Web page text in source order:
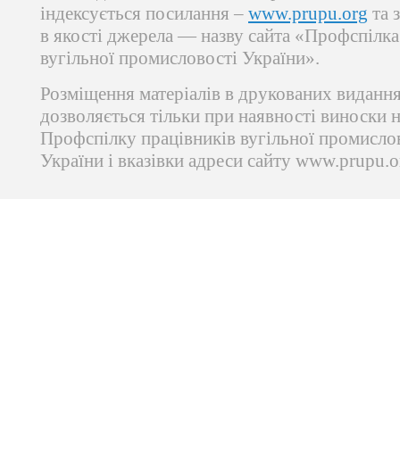
індексується посилання – www.prupu.org та
в якості джерела — назву сайта «Профспілка
вугільної промисловості України».
Розміщення матеріалів в друкованих
дозволяється тільки при наявності виноски
Профспілку працівників вугільної
України і вказівки адреси сайту